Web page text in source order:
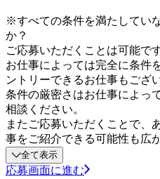
※すべての条件を満たしてい
か？
ご応募いただくことは可能です
お仕事によっては完全に条件
ントリーできるお仕事もござ
条件の厳密さはお仕事によっ
相談ください。
またご応募いただくことで、
事をご紹介できる可能性も広
全て表示
応募画面に進む